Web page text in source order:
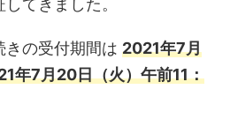
てきました。
きの受付期間は 2021年7月
年7月20日（火）午前11：